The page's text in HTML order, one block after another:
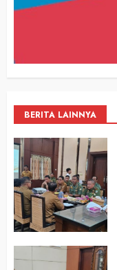
BERITA LAINNYA